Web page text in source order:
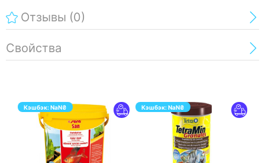
Отзывы (0)
Свойства
Кэшбэк:NaN₴ Кэшбэк:NaN₴